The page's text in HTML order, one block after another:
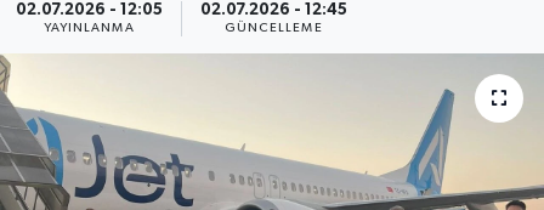
02.07.2026 - 12:05
YAYINLANMA
02.07.2026 - 12:45
GÜNCELLEME
Sağlık
Son Dakika Haberleri